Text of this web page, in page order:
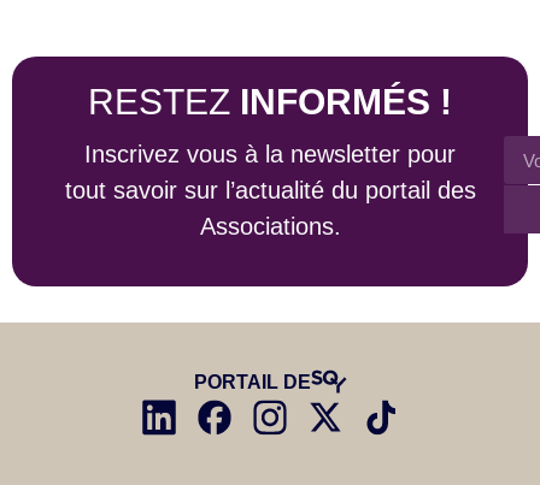
RESTEZ INFORMÉS !
Inscrivez vous à la newsletter pour
tout savoir sur l’actualité du portail des
Associations.
PORTAIL DE